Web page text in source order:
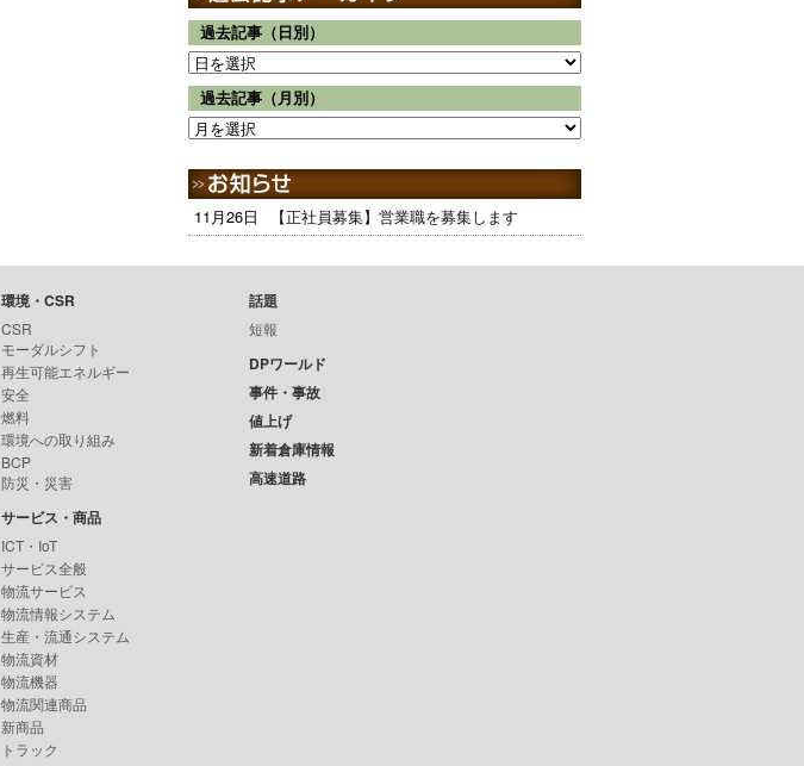
過去記事（日別）
過去記事（月別）
11月26日 【正社員募集】営業職を募集します
環境・CSR
CSR
モーダルシフト
再生可能エネルギー
安全
燃料
環境への取り組み
BCP
防災・災害
サービス・商品
ICT・IoT
サービス全般
物流サービス
物流情報システム
生産・流通システム
物流資材
物流機器
物流関連商品
新商品
トラック
話題
短報
DPワールド
事件・事故
値上げ
新着倉庫情報
高速道路